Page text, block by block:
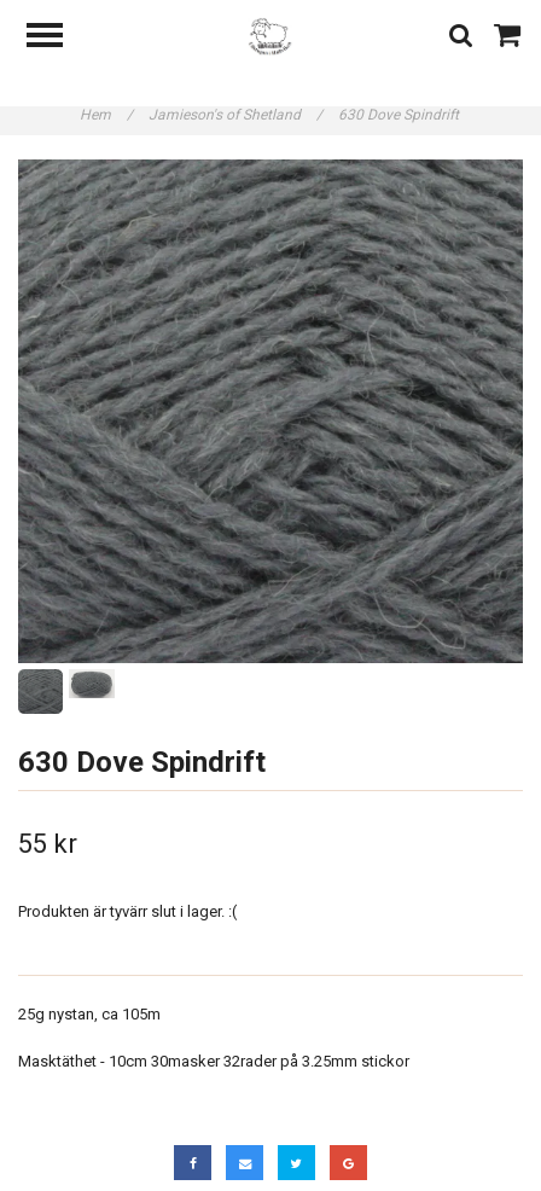
Hem / Jamieson's of Shetland / 630 Dove Spindrift
630 Dove Spindrift
55 kr
Produkten är tyvärr slut i lager. :(
25g nystan, ca 105m
Masktäthet - 10cm 30masker 32rader på 3.25mm stickor